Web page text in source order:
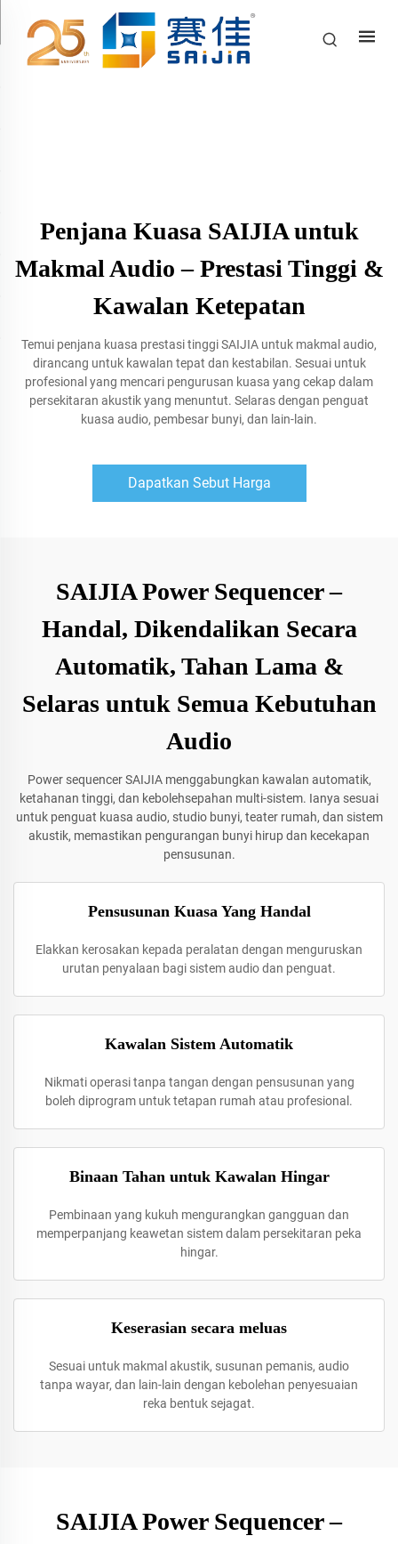
Penjana Kuasa SAIJIA untuk
Makmal Audio – Prestasi Tinggi &
Kawalan Ketepatan
Temui penjana kuasa prestasi tinggi SAIJIA untuk makmal audio,
dirancang untuk kawalan tepat dan kestabilan. Sesuai untuk
profesional yang mencari pengurusan kuasa yang cekap dalam
persekitaran akustik yang menuntut. Selaras dengan penguat
kuasa audio, pembesar bunyi, dan lain-lain.
Dapatkan Sebut Harga
SAIJIA Power Sequencer –
Handal, Dikendalikan Secara
Automatik, Tahan Lama &
Selaras untuk Semua Kebutuhan
Audio
Power sequencer SAIJIA menggabungkan kawalan automatik,
ketahanan tinggi, dan kebolehsepahan multi-sistem. Ianya sesuai
untuk penguat kuasa audio, studio bunyi, teater rumah, dan sistem
akustik, memastikan pengurangan bunyi hirup dan kecekapan
pensusunan.
Pensusunan Kuasa Yang Handal
Elakkan kerosakan kepada peralatan dengan menguruskan
urutan penyalaan bagi sistem audio dan penguat.
Kawalan Sistem Automatik
Nikmati operasi tanpa tangan dengan pensusunan yang
boleh diprogram untuk tetapan rumah atau profesional.
Binaan Tahan untuk Kawalan Hingar
Pembinaan yang kukuh mengurangkan gangguan dan
memperpanjang keawetan sistem dalam persekitaran peka
hingar.
Keserasian secara meluas
Sesuai untuk makmal akustik, susunan pemanis, audio
tanpa wayar, dan lain-lain dengan kebolehan penyesuaian
reka bentuk sejagat.
SAIJIA Power Sequencer –